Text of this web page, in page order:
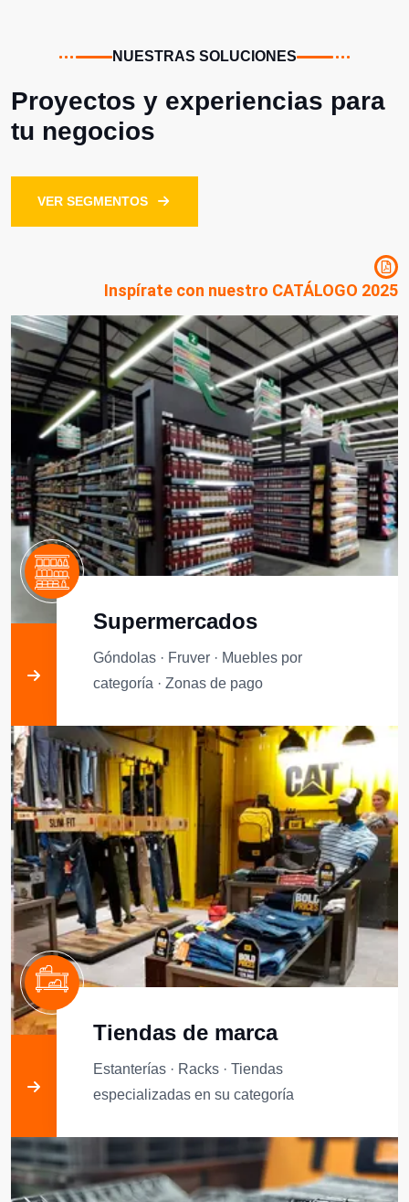
NUESTRAS SOLUCIONES
Proyectos y experiencias para
tu negocios
VER SEGMENTOS
Inspírate con nuestro CATÁLOGO 2025
Supermercados
Góndolas · Fruver · Muebles por
categoría · Zonas de pago
Tiendas de marca
Estanterías · Racks · Tiendas
especializadas en su categoría